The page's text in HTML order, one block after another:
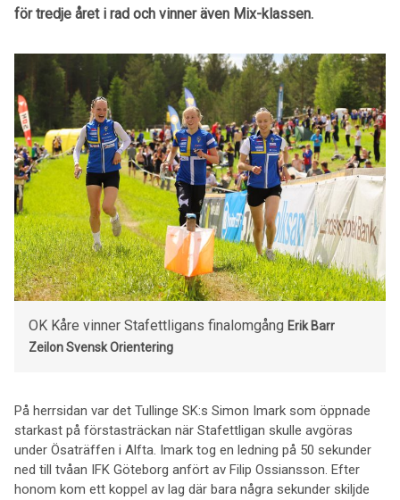
för tredje året i rad och vinner även Mix-klassen.
OK Kåre vinner Stafettligans finalomgång Erik Barr
ZeilonSvensk Orientering
På herrsidan var det Tullinge SK:s Simon Imark som öppnade
starkast på förstasträckan när Stafettligan skulle avgöras
under Ösaträffen i Alfta. Imark tog en ledning på 50 sekunder
ned till tvåan IFK Göteborg anfört av Filip Ossiansson. Efter
honom kom ett koppel av lag där bara några sekunder skiljde